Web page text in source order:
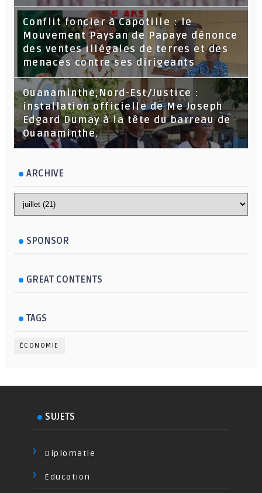
Conflit foncier à Capotille : le
Mouvement Paysan de Papaye dénonce
des ventes illégales de terres et des
menaces contre ses dirigeants
Ouanaminthe,Nord-Est/Justice :
installation officielle de Me Joseph
Edgard Dumay à la tête du barreau de
Ouanaminthe.
ARCHIVE
SPONSOR
GREAT CONTENTS
TAGS
ÉCONOMIE
SUJETS
Diplomatie
Education